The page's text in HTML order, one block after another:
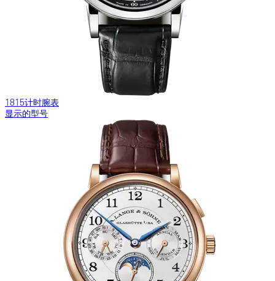
1815计时腕表
显示的型号